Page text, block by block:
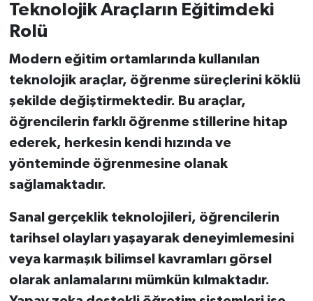
Teknolojik Araçların Eğitimdeki
Rolü
Modern eğitim ortamlarında kullanılan
teknolojik araçlar, öğrenme süreçlerini köklü
şekilde değiştirmektedir. Bu araçlar,
öğrencilerin farklı öğrenme stillerine hitap
ederek, herkesin kendi hızında ve
yönteminde öğrenmesine olanak
sağlamaktadır.
Sanal gerçeklik teknolojileri, öğrencilerin
tarihsel olayları yaşayarak deneyimlemesini
veya karmaşık bilimsel kavramları görsel
olarak anlamalarını mümkün kılmaktadır.